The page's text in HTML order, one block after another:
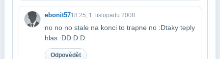
ebonit5718:25, 1. listopadu 2008
no no no stale na konci to trapne no :Dtaky teply
hlas :DD:D:D:
Odpovědět